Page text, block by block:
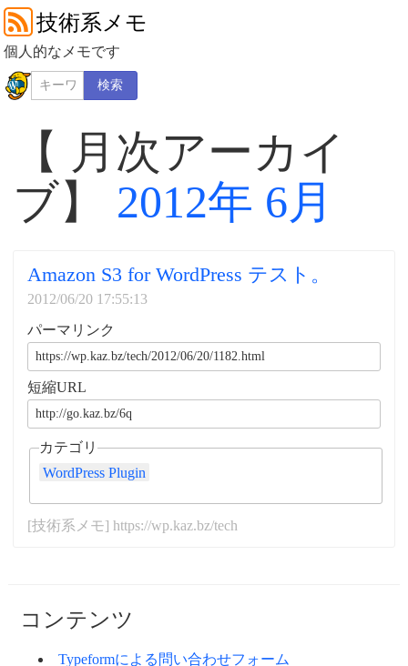
技術系メモ
個人的なメモです
検索
【 月次アーカイ
ブ】 2012年 6月
Amazon S3 for WordPress テスト。
2012/06/20 17:55:13
パーマリンク
短縮URL
カテゴリ
WordPress Plugin
[技術系メモ] https://wp.kaz.bz/tech
コンテンツ
Typeformによる問い合わせフォーム